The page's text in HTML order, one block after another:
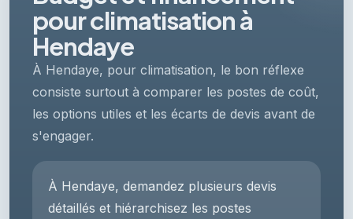
pour climatisation à
Hendaye
À Hendaye, pour climatisation, le bon réflexe
consiste surtout à comparer les postes de coût,
les options utiles et les écarts de devis avant de
s'engager.
À Hendaye, demandez plusieurs devis
détaillés et hiérarchisez les postes